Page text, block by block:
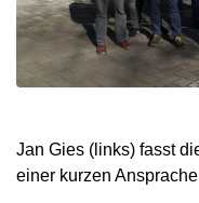
Jan Gies (links) fasst
einer kurzen